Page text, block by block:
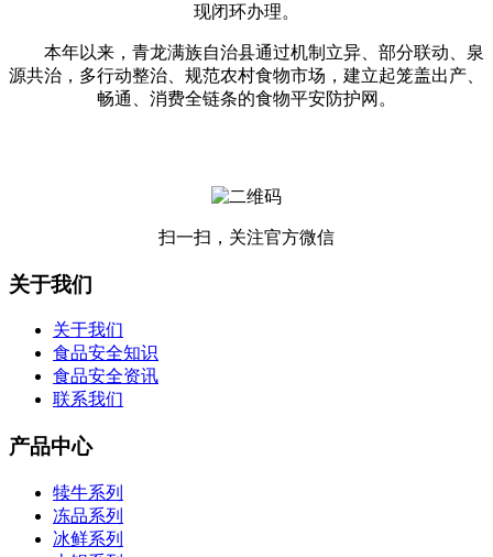
现闭环办理。
本年以来，青龙满族自治县通过机制立异、部分联动、泉
源共治，多行动整治、规范农村食物市场，建立起笼盖出产、
畅通、消费全链条的食物平安防护网。
扫一扫，关注官方微信
关于我们
关于我们
食品安全知识
食品安全资讯
联系我们
产品中心
犊牛系列
冻品系列
冰鲜系列